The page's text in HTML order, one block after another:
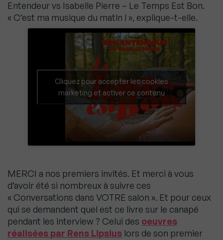
Entendeur vs Isabelle Pierre – Le Temps Est Bon.
« C’est ma musique du matin ! », explique-t-elle.
Cliquez pour accepter les cookies
marketing et activer ce contenu
MERCI a nos premiers invités. Et merci à vous
d’avoir été si nombreux à suivre ces
« Conversations dans VOTRE salon ». Et pour ceux
qui se demandent quel est ce livre sur le canapé
pendant les interview ? Celui des oeuvres
réalisées par Rens Lipsius lors de son premier